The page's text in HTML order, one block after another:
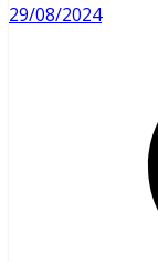
29/08/2024